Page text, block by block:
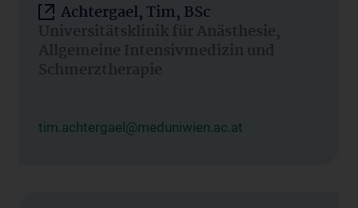
Achtergael, Tim, BSc
Universitätsklinik für Anästhesie,
Allgemeine Intensivmedizin und
Schmerztherapie
tim.achtergael@meduniwien.ac.at